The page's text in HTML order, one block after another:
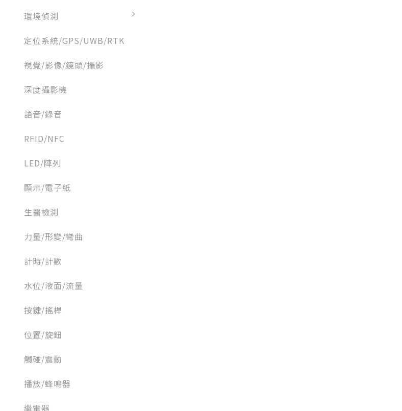
環境偵測
定位系統/GPS/UWB/RTK
視覺/影像/鏡頭/攝影
深度攝影機
語音/錄音
RFID/NFC
LED/陣列
顯示/電子紙
生醫檢測
力量/形變/彎曲
計時/計數
水位/液面/流量
按鍵/搖桿
位置/旋鈕
觸碰/震動
播放/蜂鳴器
繼電器